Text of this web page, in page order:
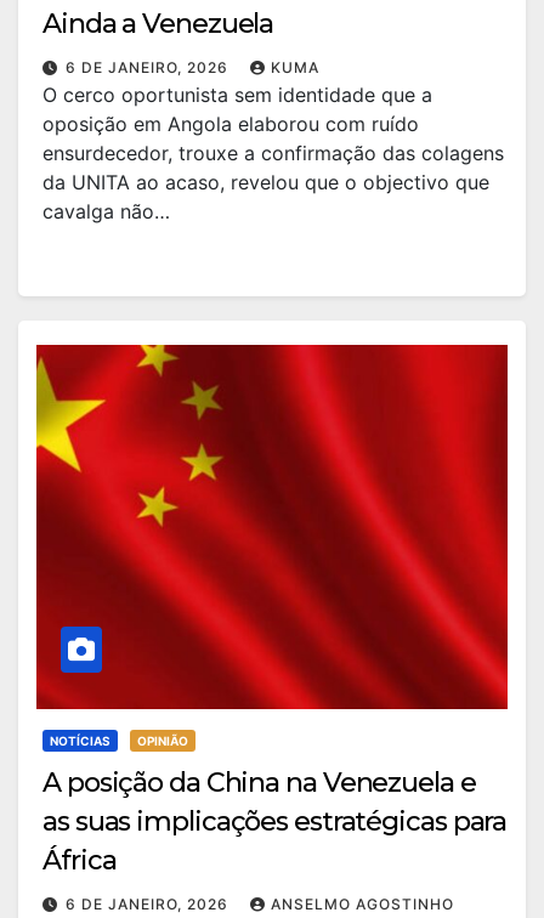
Ainda a Venezuela
6 DE JANEIRO, 2026 KUMA
O cerco oportunista sem identidade que a
oposição em Angola elaborou com ruído
ensurdecedor, trouxe a confirmação das colagens
da UNITA ao acaso, revelou que o objectivo que
cavalga não…
NOTÍCIAS OPINIÃO
A posição da China na Venezuela e
as suas implicações estratégicas para
África
6 DE JANEIRO, 2026 ANSELMO AGOSTINHO